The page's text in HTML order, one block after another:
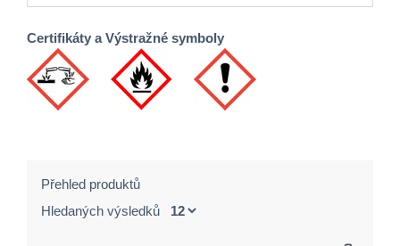
Certifikáty a Výstražné symboly
Přehled produktů
Hledaných výsledků